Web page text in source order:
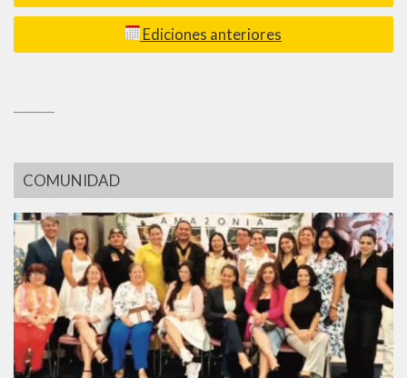
Ediciones anteriores
COMUNIDAD